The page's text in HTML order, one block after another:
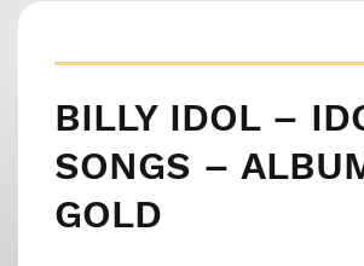
BILLY IDOL –
SONGS –
GOLD